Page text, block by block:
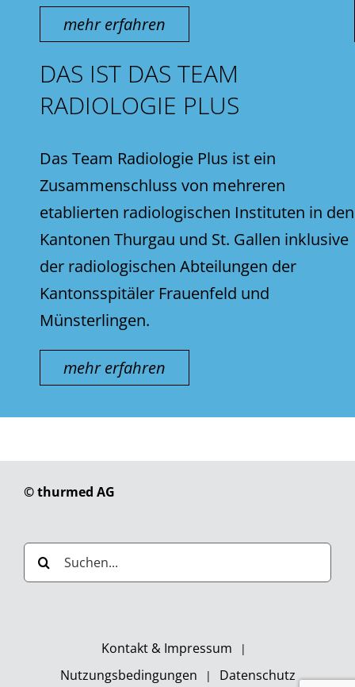
mehr erfahren
DAS IST DAS TEAM
RADIOLOGIE PLUS
Das Team Radiologie Plus ist ein
Zusammenschluss von mehreren
etablierten radiologischen Instituten in den
Kantonen Thurgau und St. Gallen inklusive
der radiologischen Abteilungen der
Kantonsspitäler Frauenfeld und
Münsterlingen.
mehr erfahren
© thurmed AG
Suche
nach:
Kontakt & Impressum
Nutzungsbedingungen
Datenschutz